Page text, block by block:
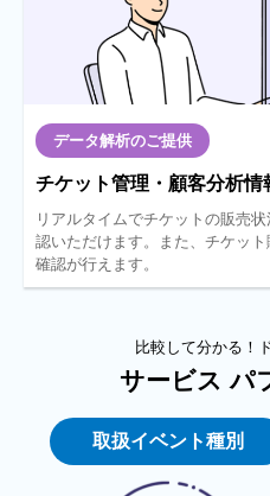
データ解析のご提供
チケット管理・顧客分析情
リアルタイムでチケットの販売
認いただけます。また、チケッ
確認が行えます。
比較して分かる！
サービス パ
取扱イベント種別